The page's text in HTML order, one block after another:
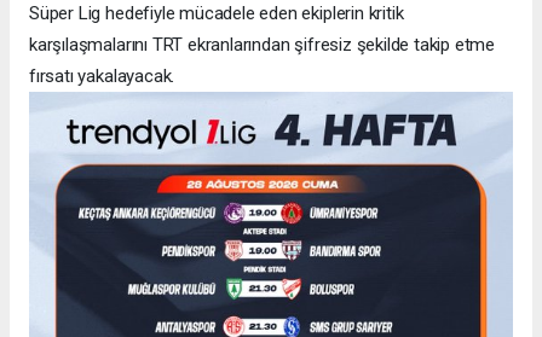
Süper Lig hedefiyle mücadele eden ekiplerin kritik
karşılaşmalarını TRT ekranlarından şifresiz şekilde takip etme
fırsatı yakalayacak.